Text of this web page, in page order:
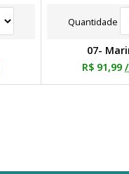
Quantidade
07-
R$ 91,99